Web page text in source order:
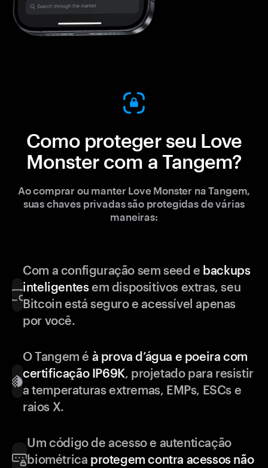
Como proteger seu Love
Monster com a Tangem?
Ao comprar ou manter Love Monster na Tangem,
suas chaves privadas são protegidas de várias
maneiras:
Com a configuração sem seed e backups
inteligentesem dispositivos extras, seu
Bitcoin está seguro e acessível apenas
por você.
O Tangem é à prova d’água e poeira com
certificação IP69K, projetado para resistir
a temperaturas extremas, EMPs, ESCs e
raios X.
Um código de acesso e autenticação
biométrica protegem contra acessos não